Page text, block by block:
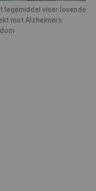
legemiddel viser lovende
mot Alzheimers